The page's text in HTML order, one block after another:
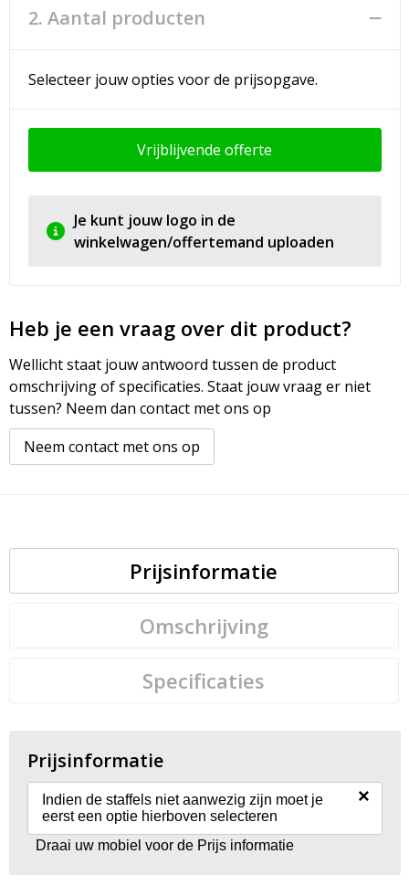
2. Aantal producten
Selecteer jouw opties voor de prijsopgave.
Vrijblijvende offerte
Je kunt jouw logo in de
winkelwagen/offertemand uploaden
Heb je een vraag over dit product?
Wellicht staat jouw antwoord tussen de product
omschrijving of specificaties. Staat jouw vraag er niet
tussen? Neem dan contact met ons op
Neem contact met ons op
Prijsinformatie
Omschrijving
Specificaties
Prijsinformatie
Indien de staffels niet aanwezig zijn moet je
eerst een optie hierboven selecteren
×
Draai uw mobiel voor de Prijs informatie